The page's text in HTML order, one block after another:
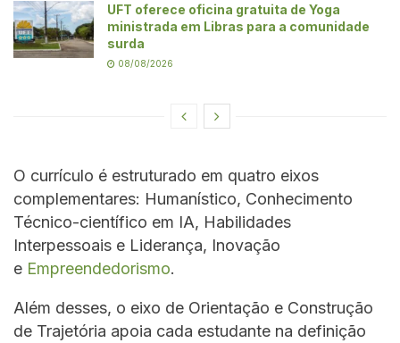
UFT oferece oficina gratuita de Yoga
ministrada em Libras para a comunidade
surda
08/08/2026
O currículo é estruturado em quatro eixos
complementares: Humanístico, Conhecimento
Técnico-científico em IA, Habilidades
Interpessoais e Liderança, Inovação
e Empreendedorismo.
Além desses, o eixo de Orientação e Construção
de Trajetória apoia cada estudante na definição